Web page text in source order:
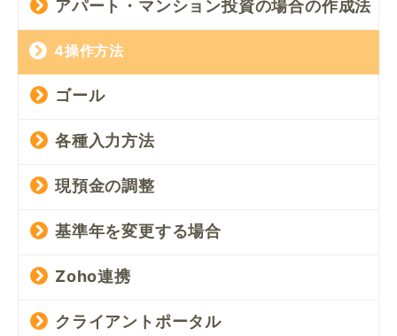
アパート・マンション投資の場合の作成法
4操作方法
ゴール
各種入力方法
現預金の調整
基準年を変更する場合
Zoho連携
クライアントポータル